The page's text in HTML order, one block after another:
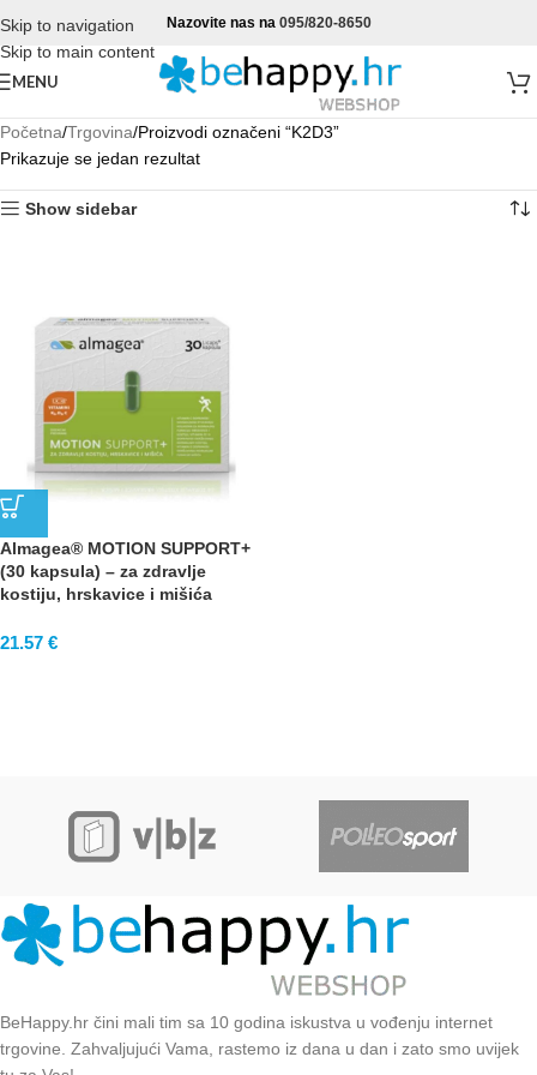
Skip to navigation
Skip to main content
Nazovite nas na 095/820-8650
MENU
Početna Trgovina Proizvodi označeni “K2D3”
Prikazuje se jedan rezultat
Show sidebar
Almagea® MOTION SUPPORT+
(30 kapsula) – za zdravlje
kostiju, hrskavice i mišića
21.57 €
BeHappy.hr čini mali tim sa 10 godina iskustva u vođenju internet
trgovine. Zahvaljujući Vama, rastemo iz dana u dan i zato smo uvijek